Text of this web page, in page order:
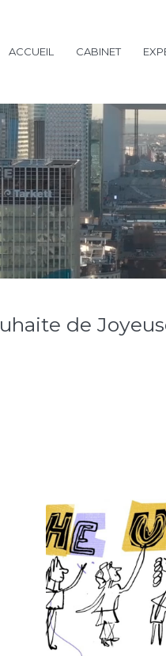
ACCUEIL CABINET
de